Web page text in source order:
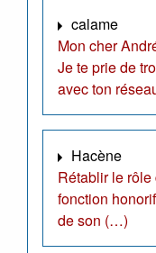
calame
Mon cher
Je te prie de
avec ton
Hacène
Rétablir le
fonction
de son (…)